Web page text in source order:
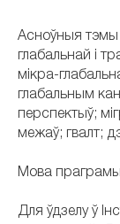
Асноўныя тэмы
глабальнай і
мікра-
глабальным
перспектыў;
межаў; гвалт;
Мова праграмы
Для ўдзелу ў